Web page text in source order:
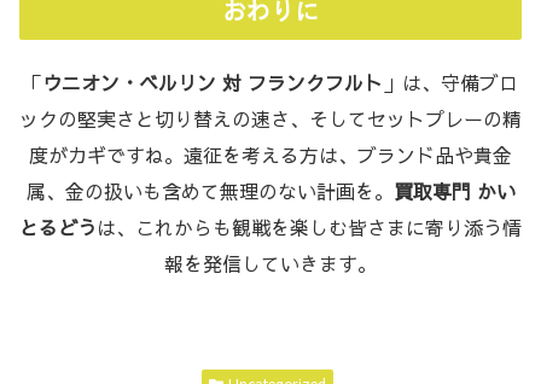
おわりに
「ウニオン・ベルリン 対 フランクフルト 」は、守備ブロ
ックの堅実さと切り替えの速さ、そしてセットプレーの精
度がカギですね。遠征を考える方は、ブランド品や貴金
属、金の扱いも含めて無理のない計画を。 買取専門 かい
とるどうは、これからも観戦を楽しむ皆さまに寄り添う情
報を発信していきます。